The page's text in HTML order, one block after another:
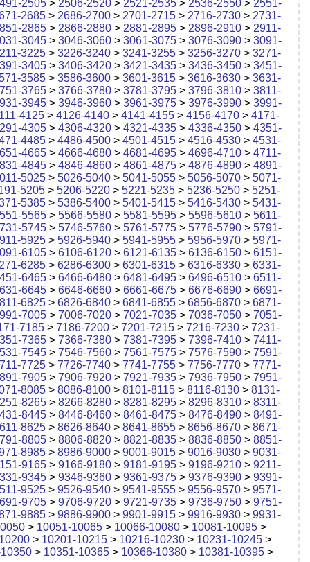
2505 > 2506-2520 > 2521-2535 > 2536-2550 > 2551-
2685 > 2686-2700 > 2701-2715 > 2716-2730 > 2731-
2865 > 2866-2880 > 2881-2895 > 2896-2910 > 2911-
3045 > 3046-3060 > 3061-3075 > 3076-3090 > 3091-
3225 > 3226-3240 > 3241-3255 > 3256-3270 > 3271-
3405 > 3406-3420 > 3421-3435 > 3436-3450 > 3451-
3585 > 3586-3600 > 3601-3615 > 3616-3630 > 3631-
3765 > 3766-3780 > 3781-3795 > 3796-3810 > 3811-
3945 > 3946-3960 > 3961-3975 > 3976-3990 > 3991-
4125 > 4126-4140 > 4141-4155 > 4156-4170 > 4171-
4305 > 4306-4320 > 4321-4335 > 4336-4350 > 4351-
4485 > 4486-4500 > 4501-4515 > 4516-4530 > 4531-
4665 > 4666-4680 > 4681-4695 > 4696-4710 > 4711-
4845 > 4846-4860 > 4861-4875 > 4876-4890 > 4891-
5025 > 5026-5040 > 5041-5055 > 5056-5070 > 5071-
5205 > 5206-5220 > 5221-5235 > 5236-5250 > 5251-
5385 > 5386-5400 > 5401-5415 > 5416-5430 > 5431-
5565 > 5566-5580 > 5581-5595 > 5596-5610 > 5611-
5745 > 5746-5760 > 5761-5775 > 5776-5790 > 5791-
5925 > 5926-5940 > 5941-5955 > 5956-5970 > 5971-
6105 > 6106-6120 > 6121-6135 > 6136-6150 > 6151-
6285 > 6286-6300 > 6301-6315 > 6316-6330 > 6331-
6465 > 6466-6480 > 6481-6495 > 6496-6510 > 6511-
6645 > 6646-6660 > 6661-6675 > 6676-6690 > 6691-
6825 > 6826-6840 > 6841-6855 > 6856-6870 > 6871-
7005 > 7006-7020 > 7021-7035 > 7036-7050 > 7051-
7185 > 7186-7200 > 7201-7215 > 7216-7230 > 7231-
7365 > 7366-7380 > 7381-7395 > 7396-7410 > 7411-
7545 > 7546-7560 > 7561-7575 > 7576-7590 > 7591-
7725 > 7726-7740 > 7741-7755 > 7756-7770 > 7771-
7905 > 7906-7920 > 7921-7935 > 7936-7950 > 7951-
8085 > 8086-8100 > 8101-8115 > 8116-8130 > 8131-
8265 > 8266-8280 > 8281-8295 > 8296-8310 > 8311-
8445 > 8446-8460 > 8461-8475 > 8476-8490 > 8491-
8625 > 8626-8640 > 8641-8655 > 8656-8670 > 8671-
8805 > 8806-8820 > 8821-8835 > 8836-8850 > 8851-
8985 > 8986-9000 > 9001-9015 > 9016-9030 > 9031-
9165 > 9166-9180 > 9181-9195 > 9196-9210 > 9211-
9345 > 9346-9360 > 9361-9375 > 9376-9390 > 9391-
9525 > 9526-9540 > 9541-9555 > 9556-9570 > 9571-
9705 > 9706-9720 > 9721-9735 > 9736-9750 > 9751-
9885 > 9886-9900 > 9901-9915 > 9916-9930 > 9931-
> 10051-10065 > 10066-10080 > 10081-10095 >
> 10201-10215 > 10216-10230 > 10231-10245 >
> 10351-10365 > 10366-10380 > 10381-10395 >